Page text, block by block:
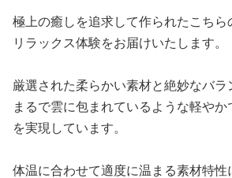
極上の癒しを追求して作られたこち
リラックス体験をお届けいたします。
厳選された柔らかい素材と絶妙なバラ
まるで雲に包まれているような軽や
を実現しています。
体温に合わせて適度に温まる素材特性